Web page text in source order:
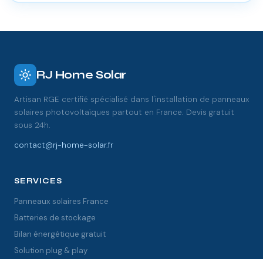
RJ Home Solar
Artisan RGE certifié spécialisé dans l'installation de panneaux
solaires photovoltaïques partout en France. Devis gratuit
sous 24h.
contact@rj-home-solar.fr
SERVICES
Panneaux solaires France
Batteries de stockage
Bilan énergétique gratuit
Solution plug & play